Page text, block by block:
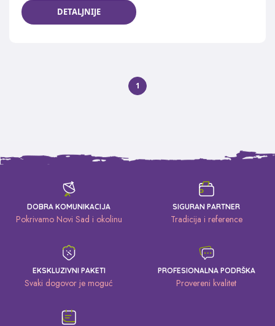
DETALJNIJE
1
DOBRA KOMUNIKACIJA
Pokrivamo Novi Sad i okolinu
SIGURAN PARTNER
Tradicija i reference
EKSKLUZIVNI PAKETI
Svaki dogovor je moguć
PROFESIONALNA PODRŠKA
Provereni kvalitet